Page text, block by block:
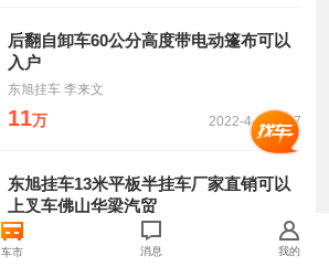
后翻自卸车60公分高度带电动篷布可以
入户
东旭挂车 李来文
11万 2022-4-9 10:37
东旭挂车13米平板半挂车厂家直销可以
上叉车佛山华梁汽贸
东旭挂车 李来文
6.9
车市 消息 我的